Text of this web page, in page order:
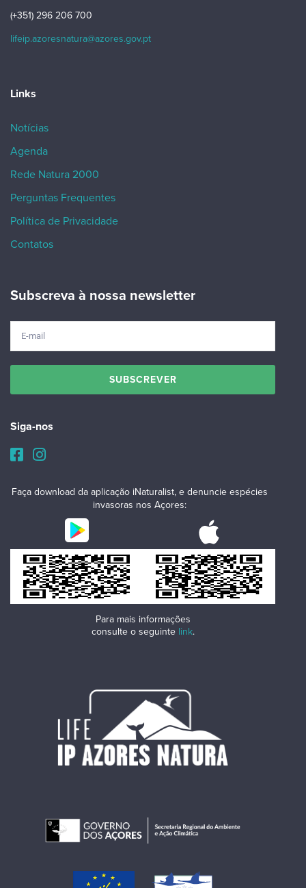
(+351) 296 206 700
lifeip.azoresnatura@azores.gov.pt
Links
Notícias
Agenda
Rede Natura 2000
Perguntas Frequentes
Política de Privacidade
Contatos
Subscreva à nossa newsletter
Siga-nos
Faça download da aplicação iNaturalist, e denuncie espécies
invasoras nos Açores:
Para mais informações
consulte o seguinte link.